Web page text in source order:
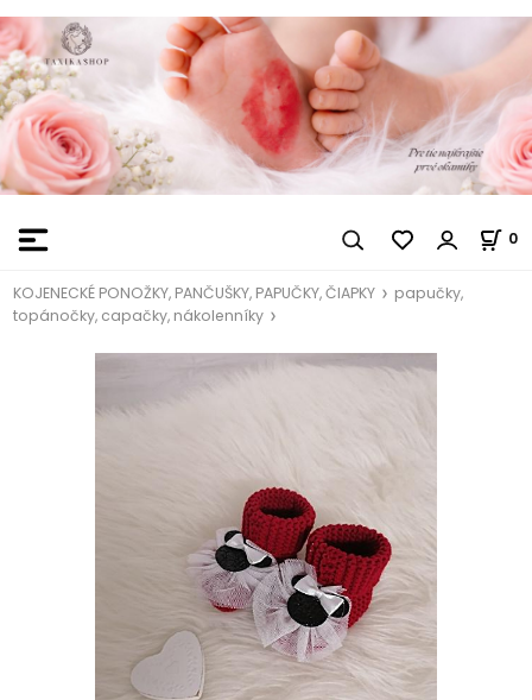
0
KOJENECKÉ PONOŽKY, PANČUŠKY, PAPUČKY, ČIAPKY
papučky,
topánočky, capačky, nákolenníky